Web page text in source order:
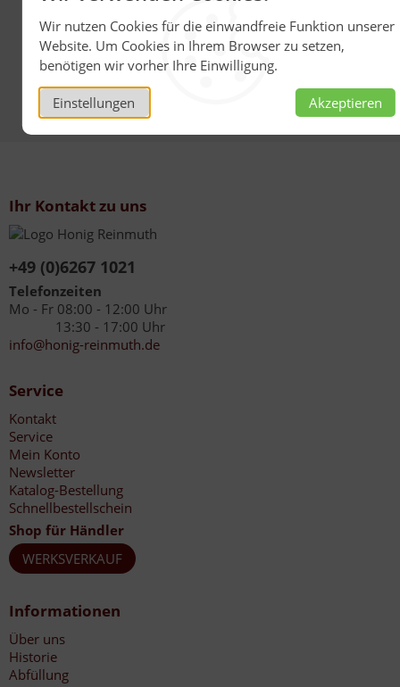
Wir nutzen Cookies für die einwandfreie Funktion unserer
Website. Um Cookies in Ihrem Browser zu setzen,
benötigen wir vorher Ihre Einwilligung.
Einstellungen Akzeptieren
Ingwer-Lemon Duschgel
Ihr Kontakt zu uns
+49 (0)6267 1021
Telefonzeiten
Mo - Fr 08:00 - 12:00 Uhr
13:30 - 17:00 Uhr
info@honig-reinmuth.de
Service
Kontakt
Service
Mein Konto
Newsletter
Katalog-Bestellung
Schnellbestellschein
Shop für Händler
WERKSVERKAUF
Informationen
Über uns
Historie
Abfüllung